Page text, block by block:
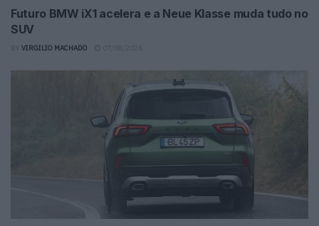
Futuro BMW iX1 acelera e a Neue Klasse muda tudo no
SUV
VIRGILIO MACHADO